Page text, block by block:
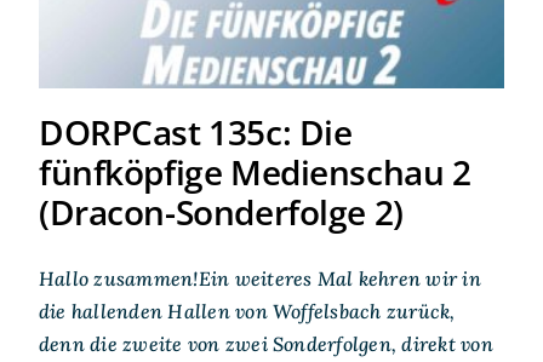
DORPCast 135c: Die
fünfköpfige Medienschau 2
(Dracon-Sonderfolge 2)
Hallo zusammen!Ein weiteres Mal kehren wir in
die hallenden Hallen von Woffelsbach zurück,
denn die zweite von zwei Sonderfolgen, direkt von